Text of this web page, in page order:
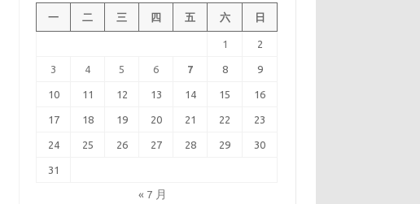
一 二 三 四 五 六 日
1 2
3 4 5 6 7 8 9
10 11 12 13 14 15 16
17 18 19 20 21 22 23
24 25 26 27 28 29 30
31
« 7 月